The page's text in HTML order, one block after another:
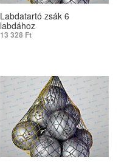
Labdatartó zsák 6
labdához
13 328 Ft